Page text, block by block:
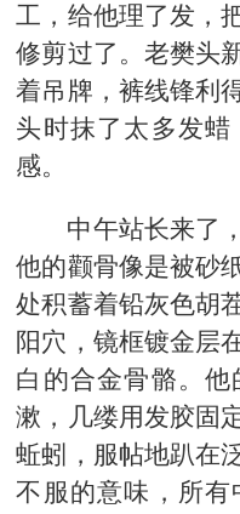
工，给他理了发，
修剪过了。老樊头
着吊牌，裤线锋利
头时抹了太多发
感。
中午站长来了
他的颧骨像是被砂
处积蓄着铅灰色胡
阳穴，镜框镀金层
白的合金骨骼。
漱，几缕用发胶固
蚯蚓，服帖地趴在
不服的意味，所